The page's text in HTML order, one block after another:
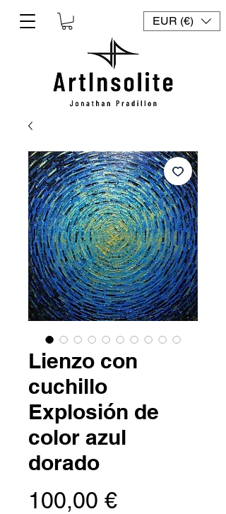
EUR (€)
Lienzo con
cuchillo
Explosión de
color azul
dorado
100,00 €Precio